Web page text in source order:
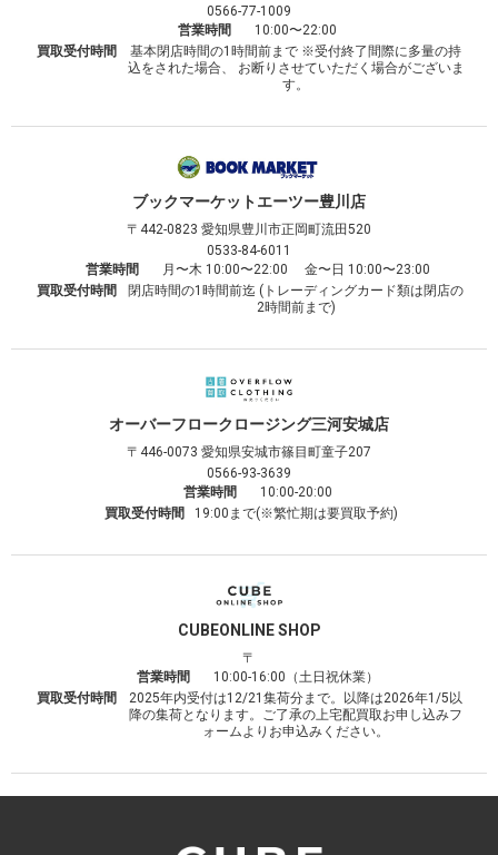
0566-77-1009
営業時間
10:00〜22:00
買取受付時間
基本閉店時間の1時間前まで ※受付終了間際に多量の持
込をされた場合、 お断りさせていただく場合がございま
す。
ブックマーケットエーツー豊川店
〒442-0823 愛知県豊川市正岡町流田520
0533-84-6011
営業時間
月〜木 10:00〜22:00 金〜日 10:00〜23:00
買取受付時間
閉店時間の1時間前迄 (トレーディングカード類は閉店の
2時間前まで)
オーバーフロークロージング三河安城店
〒446-0073 愛知県安城市篠目町童子207
0566-93-3639
営業時間
10:00-20:00
買取受付時間
19:00まで(※繁忙期は要買取予約)
CUBEONLINE SHOP
〒
営業時間
10:00-16:00（土日祝休業）
買取受付時間
2025年内受付は12/21集荷分まで。以降は2026年1/5以
降の集荷となります。ご了承の上宅配買取お申し込みフ
ォームよりお申込みください。